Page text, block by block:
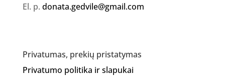
El. p. donata.gedvile@gmail.com
Privatumas, prekių pristatymas
Privatumo politika ir slapukai